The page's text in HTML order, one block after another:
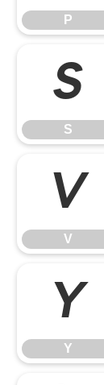
P
S
S
V
V
Y
Y